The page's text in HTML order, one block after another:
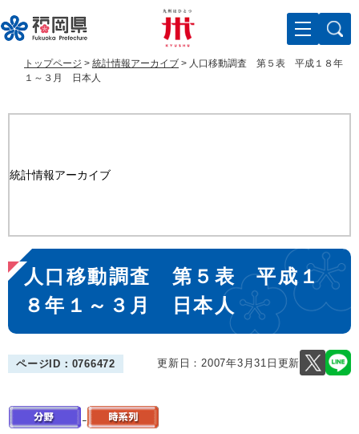
ー
ジ
ニ
ュ
文
トップページ > 統計情報アーカイブ > 人口移動調査 第５表 平成１８年
１～３月 日本人
統計情報アーカイブ
本
文
人口移動調査 第５表 平成１
８年１～３月 日本人
ページID：0766472 更新日：2007年3月31日更新